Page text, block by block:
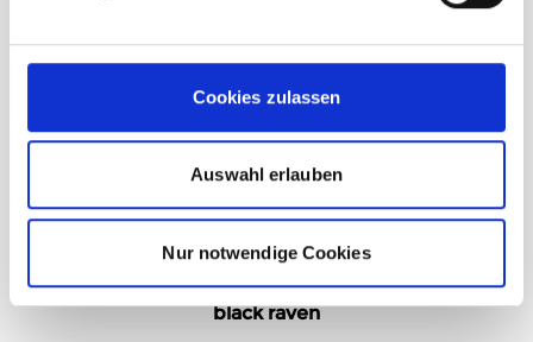
Cookies zulassen
Auswahl erlauben
Nur notwendige Cookies
unser Preis ab:
In den Warenkorb
black raven